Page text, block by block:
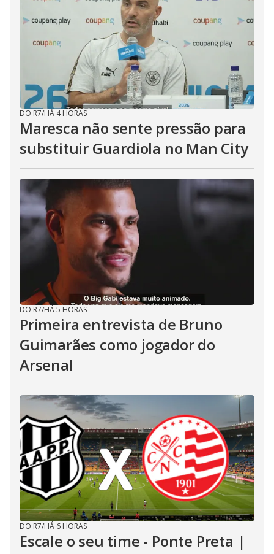
DO R7/HÁ 4 HORAS
Maresca não sente pressão para
substituir Guardiola no Man City
DO R7/HÁ 5 HORAS
Primeira entrevista de Bruno
Guimarães como jogador do
Arsenal
DO R7/HÁ 6 HORAS
Escale o seu time - Ponte Preta |